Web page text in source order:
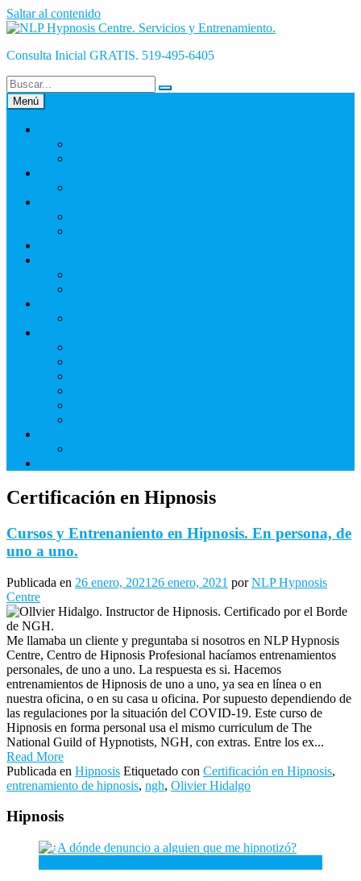
Saltar al contenido
Consulta Inicial GRATIS. 519-495-6405
Menú
Certificación en Hipnosis
Cursos y Entrenaniento en Hipnosis. En persona, de
uno a uno.
Publicada en 26 enero, 2021 26 enero, 2021 porNLP Hypnosis
Centre
Me llamaba un cliente y preguntaba si nosotros en NLP Hypnosis
Centre, Centro de Hipnosis Profesional hacíamos entrenamientos
personales, de uno a uno. La respuesta es si. Hacemos
entrenamientos de Hipnosis de uno a uno, ya sea en línea o en
nuestra oficina, o en su casa u oficina. Por supuesto dependiendo de
las regulaciones por la situación del COVID-19. Este curso de
Hipnosis en forma personal usa el mismo curriculum de The
National Guild of Hypnotists, NGH, con extras. Entre los ex...
Read More
Publicada en Hipnosis Etiquetado con Certificación en Hipnosis,
entrenamiento de hipnosis, ngh, Olivier Hidalgo
Hipnosis